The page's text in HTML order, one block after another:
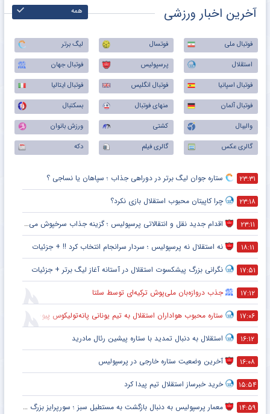
آخرین اخبار ورزشی همه
فوتبال ملی فوتسال
لیگ برتر
استقلال
پرسپولیس
فوتبال جهان
فوتبال اسپانیا
فوتبال انگلیس
فوتبال ایتالیا
فوتبال آلمان
منهای فوتبال
بسکتبال
والیبال
کشتی
ورزش بانوان
گالری عکس
گالری فیلم دکه
۲۳:۳۱ ستاره جوان لیگ برتر در دوراهی جذاب ؛ سپاهان یا نساجی ؟
۲۳:۱۸ چرا کاپیتان محبوب استقلال بازی نکرد؟
۲۳:۱۱ اقدام جدید نقل و انتقالاتی پرسپولیس ؛ گزینه جذاب سرخپوش می شود؟
۱۸:۱۱ نه استقلال نه پرسپولیس ؛ سردار سرانجام انتخاب کرد !! + جزئیات
۱۷:۵۱ نگرانی بزرگ پیشکسوت استقلال در آستانه آغاز لیگ برتر + جزئیات
۱۷:۱۲ جذب دروازه‌بان ملی‌پوش ترکیه‌ای توسط سلتا
۱۷:۰۶ ستاره محبوب هواداران استقلال به تیم یونانی پانه‌تولیکوس پیوست
۱۶:۱۲ استقلال به دنبال تمدید با ستاره پیشین رئال مادرید
۱۶:۰۸ آخرین وضعیت ستاره خارجی در پرسپولیس
۱۵:۵۴ خرید خبرساز استقلال تیم پیدا کرد
۱۴:۵۹ معمار پرسپولیس به دنبال بازگشت به مستطیل سبز ؛ سورپرایز بزرگ در راه است ؟ + جزئیات